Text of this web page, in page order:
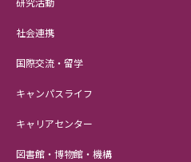
社会連携
国際交流・留学
キャンパスライフ
キャリアセンター
図書館・博物館・機構